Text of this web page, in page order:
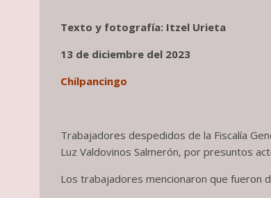
Texto y fotografía: Itzel Urieta
13 de diciembre del 2023
Chilpancingo
Trabajadores despedidos de la Fiscalía
Luz Valdovinos Salmerón, por presuntos
Los trabajadores mencionaron que fueron